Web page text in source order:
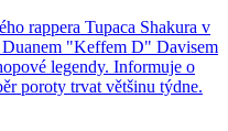
rappera Tupaca Shakura v
Duanem "Keffem D" Davisem
legendy. Informuje o
poroty trvat většinu týdne.